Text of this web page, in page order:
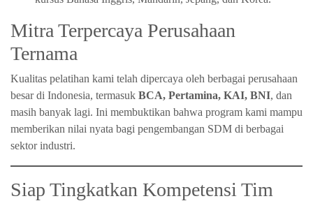
Mitra Terpercaya Perusahaan
Ternama
Kualitas pelatihan kami telah dipercaya oleh berbagai perusahaan
besar di Indonesia, termasuk BCA, Pertamina, KAI, BNI, dan
masih banyak lagi. Ini membuktikan bahwa program kami mampu
memberikan nilai nyata bagi pengembangan SDM di berbagai
sektor industri.
Siap Tingkatkan Kompetensi Tim